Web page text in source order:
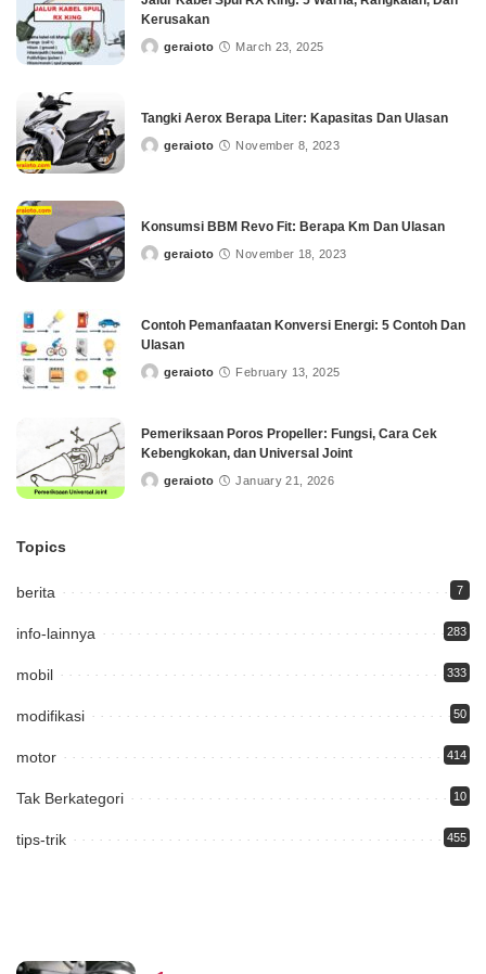
Kerusakan
Postedgeraioto March 23, 2025
Tangki Aerox Berapa Liter: Kapasitas Dan Ulasan
Postedgeraioto November 8, 2023
Konsumsi BBM Revo Fit: Berapa Km Dan Ulasan
Postedgeraioto November 18, 2023
Contoh Pemanfaatan Konversi Energi: 5 Contoh Dan
Ulasan
Postedgeraioto February 13, 2025
Pemeriksaan Poros Propeller: Fungsi, Cara Cek
Kebengkokan, dan Universal Joint
Postedgeraioto January 21, 2026
Topics
berita 7
info-lainnya 283
mobil 333
modifikasi 50
motor 414
Tak Berkategori 10
tips-trik 455